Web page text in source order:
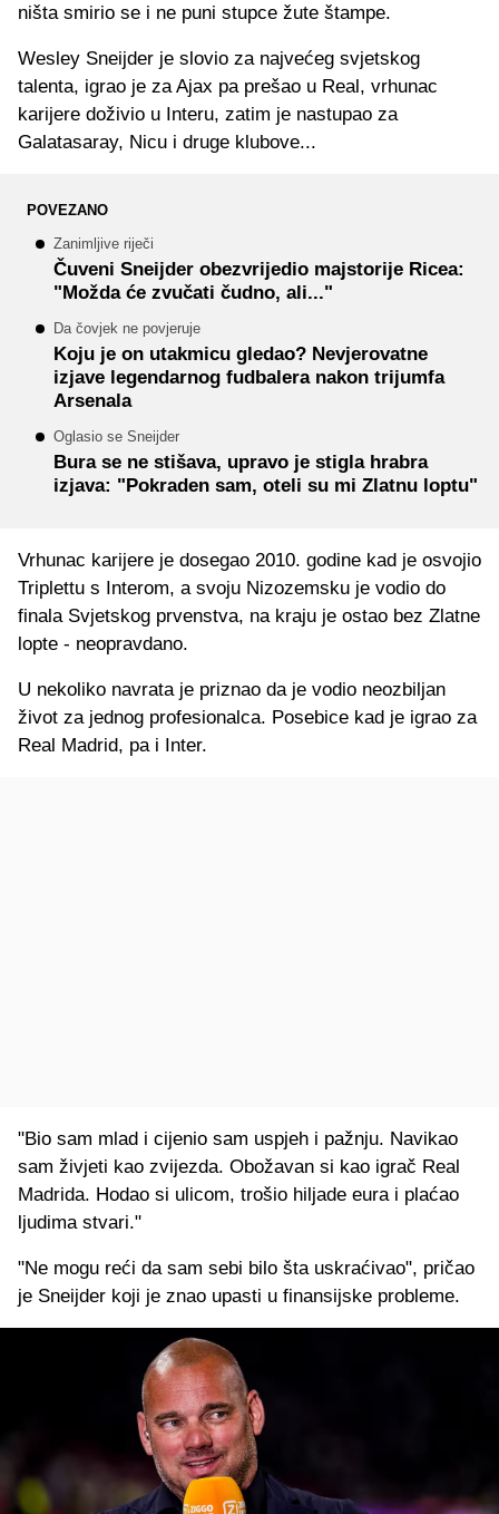
ništa smirio se i ne puni stupce žute štampe.
Wesley Sneijder je slovio za najvećeg svjetskog
talenta, igrao je za Ajax pa prešao u Real, vrhunac
karijere doživio u Interu, zatim je nastupao za
Galatasaray, Nicu i druge klubove...
POVEZANO
Zanimljive riječi
Čuveni Sneijder obezvrijedio majstorije Ricea:
"Možda će zvučati čudno, ali..."
Da čovjek ne povjeruje
Koju je on utakmicu gledao? Nevjerovatne
izjave legendarnog fudbalera nakon trijumfa
Arsenala
Oglasio se Sneijder
Bura se ne stišava, upravo je stigla hrabra
izjava: "Pokraden sam, oteli su mi Zlatnu loptu"
Vrhunac karijere je dosegao 2010. godine kad je osvojio
Triplettu s Interom, a svoju Nizozemsku je vodio do
finala Svjetskog prvenstva, na kraju je ostao bez Zlatne
lopte - neopravdano.
U nekoliko navrata je priznao da je vodio neozbiljan
život za jednog profesionalca. Posebice kad je igrao za
Real Madrid, pa i Inter.
"Bio sam mlad i cijenio sam uspjeh i pažnju. Navikao
sam živjeti kao zvijezda. Obožavan si kao igrač Real
Madrida. Hodao si ulicom, trošio hiljade eura i plaćao
ljudima stvari."
"Ne mogu reći da sam sebi bilo šta uskraćivao", pričao
je Sneijder koji je znao upasti u finansijske probleme.